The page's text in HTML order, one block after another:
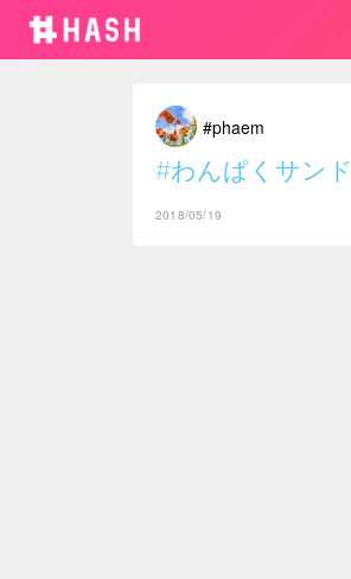
#phaem
#わんぱくサンド
2018/05/19